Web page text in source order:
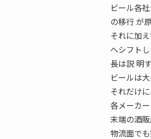
ビール各
の移行 が
それに加
へシフト
長は説 明す
ビールは
それだけ
各メーカ
末端の酒
物流面で